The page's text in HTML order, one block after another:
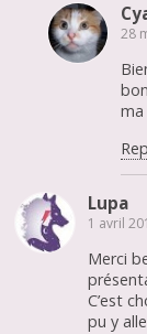
28
ma
Lupa
1 avril
Merci
C’est
pu y